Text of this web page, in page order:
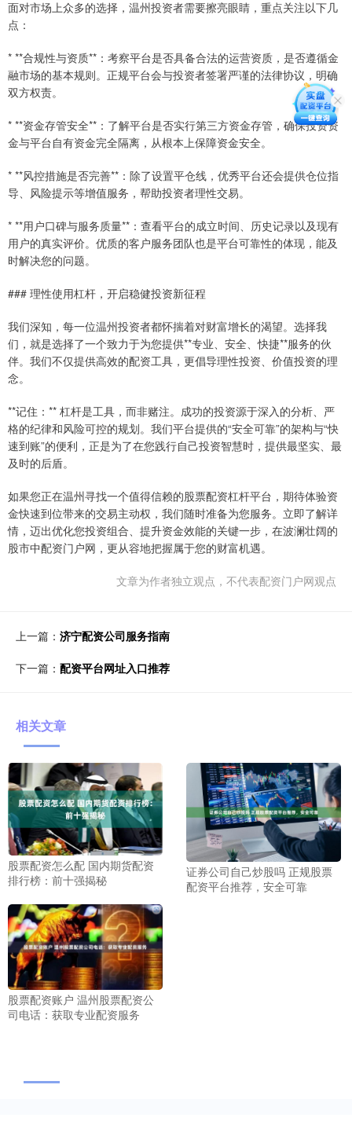
面对市场上众多的选择，温州投资者需要擦亮眼睛，重点关注以下几
点：
* **合规性与资质**：考察平台是否具备合法的运营资质，是否遵循金
融市场的基本规则。正规平台会与投资者签署严谨的法律协议，明确
双方权责。
* **资金存管安全**：了解平台是否实行第三方资金存管，确保投资资
金与平台自有资金完全隔离，从根本上保障资金安全。
* **风控措施是否完善**：除了设置平仓线，优秀平台还会提供仓位指
导、风险提示等增值服务，帮助投资者理性交易。
* **用户口碑与服务质量**：查看平台的成立时间、历史记录以及现有
用户的真实评价。优质的客户服务团队也是平台可靠性的体现，能及
时解决您的问题。
### 理性使用杠杆，开启稳健投资新征程
我们深知，每一位温州投资者都怀揣着对财富增长的渴望。选择我
们，就是选择了一个致力于为您提供**专业、安全、快捷**服务的伙
伴。我们不仅提供高效的配资工具，更倡导理性投资、价值投资的理
念。
**记住：** 杠杆是工具，而非赌注。成功的投资源于深入的分析、严
格的纪律和风险可控的规划。我们平台提供的“安全可靠”的架构与“快
速到账”的便利，正是为了在您践行自己投资智慧时，提供最坚实、最
及时的后盾。
如果您正在温州寻找一个值得信赖的股票配资杠杆平台，期待体验资
金快速到位带来的交易主动权，我们随时准备为您服务。立即了解详
情，迈出优化您投资组合、提升资金效能的关键一步，在波澜壮阔的
股市中配资门户网，更从容地把握属于您的财富机遇。
文章为作者独立观点，不代表配资门户网观点
上一篇： 济宁配资公司服务指南
下一篇： 配资平台网址入口推荐
相关文章
股票配资怎么配 国内期货配资
排行榜：前十强揭秘
证券公司自己炒股吗 正规股票
配资平台推荐，安全可靠
股票配资账户 温州股票配资公
司电话：获取专业配资服务